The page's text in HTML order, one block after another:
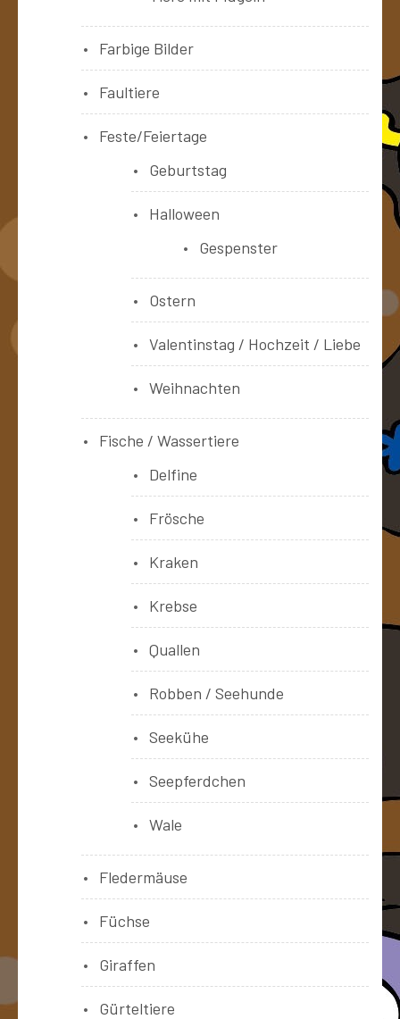
Farbige Bilder
Faultiere
Feste/Feiertage
Geburtstag
Halloween
Gespenster
Ostern
Valentinstag / Hochzeit / Liebe
Weihnachten
Fische / Wassertiere
Delfine
Frösche
Kraken
Krebse
Quallen
Robben / Seehunde
Seekühe
Seepferdchen
Wale
Fledermäuse
Füchse
Giraffen
Gürteltiere